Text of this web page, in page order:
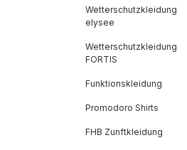
Wetterschutzkleidung
elysee
Wetterschutzkleidung
FORTIS
Funktionskleidung
Promodoro Shirts
FHB Zunftkleidung